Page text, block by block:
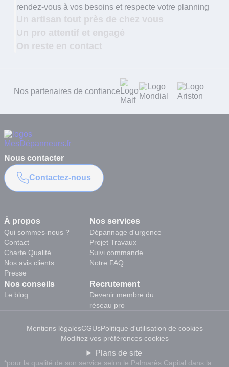
rendez-vous à vos besoins et respecte votre planning
Un artisan tout près de chez vous
Un pro attentif et engagé
On reste en contact
Nos partenaires de confiance
À propos
Qui sommes-nous ?
Contact
Charte Qualité
Nos avis clients
Presse
Nos services
Dépannage d'urgence
Projet Travaux
Suivi commande
Notre FAQ
Nos conseils
Le blog
Recrutement
Devenir membre du
réseau pro
Nous contacter
Contactez-nous
*pour la qualité de son service selon le Palmarès Capital dans la
Mentions légalesCGUsPolitique d'utilisation de cookies
Modifiez vos préférences cookies
Plans de site